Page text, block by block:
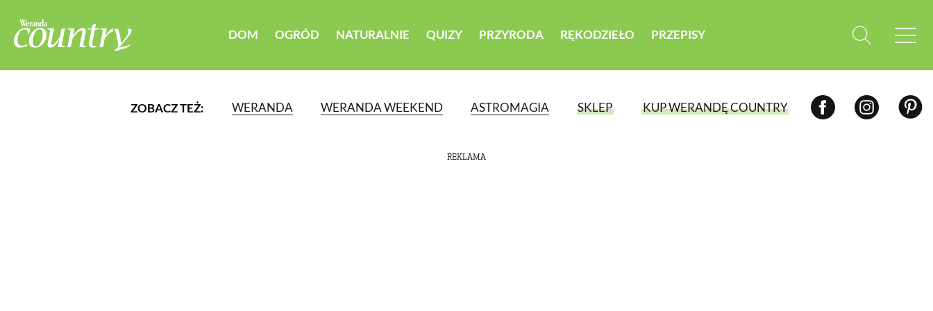
DOM OGRÓD NATURALNIE QUIZY PRZYRODA RĘKODZIEŁO PRZEPISY
ZOBACZ TEŻ: WERANDA WERANDA WEEKEND ASTROMAGIA SKLEP KUP WERANDĘ COUNTRY
REKLAMA